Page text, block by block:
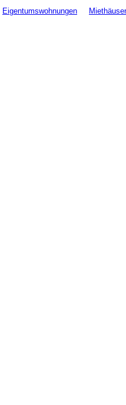
Eigentumswohnungen Miethäuser